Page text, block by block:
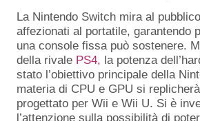
La Nintendo Switch mira al
affezionati al portatile, garantendo
una console fissa può sostenere.
della rivale PS4, la potenza
stato l’obiettivo principale della
materia di CPU e GPU si
progettato per Wii e Wii U. Si è
l’attenzione sulla possibilità di